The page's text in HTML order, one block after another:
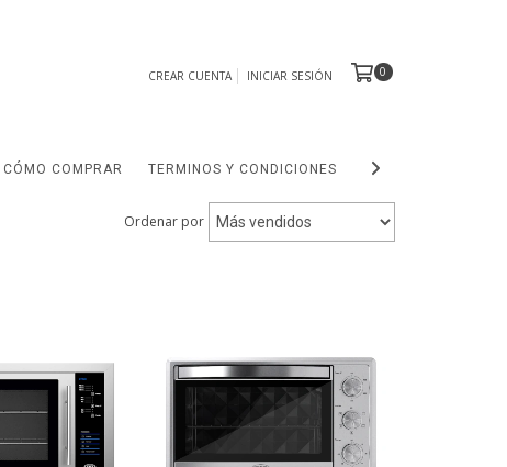
CREAR CUENTA INICIAR SESIÓN 0
CÓMO COMPRAR TERMINOS Y CONDICIONES OUTLET
Ordenar por